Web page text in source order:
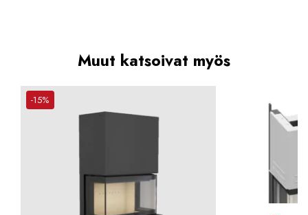
Muut katsoivat myös
-15%